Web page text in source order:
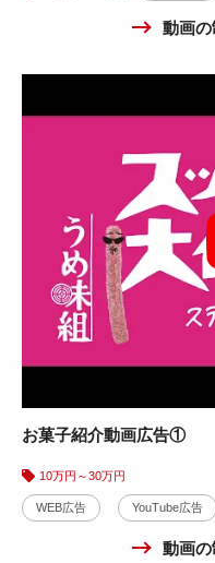
動画
お菓子紹介動画広告①
10万円～30万円
WEB広告 YouTube広告
動画
YouTube広告
WEB広告
動画